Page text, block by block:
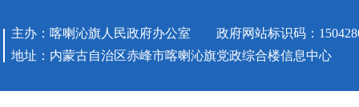
主办：喀喇沁旗人民政府办公室 政府网站标识码：
地址：内蒙古自治区赤峰市喀喇沁旗党政综合楼信息中心